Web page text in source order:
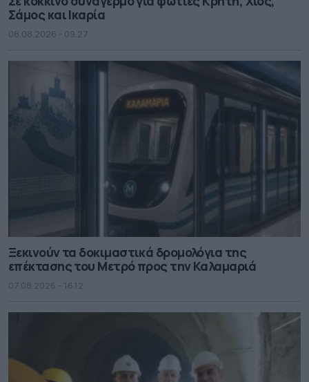
Σάμος και Ικαρία
08.08.2026 - 09.27
Ξεκινούν τα δοκιμαστικά δρομολόγια της
επέκτασης του Μετρό προς την Καλαμαριά
07.08.2026 - 16.12